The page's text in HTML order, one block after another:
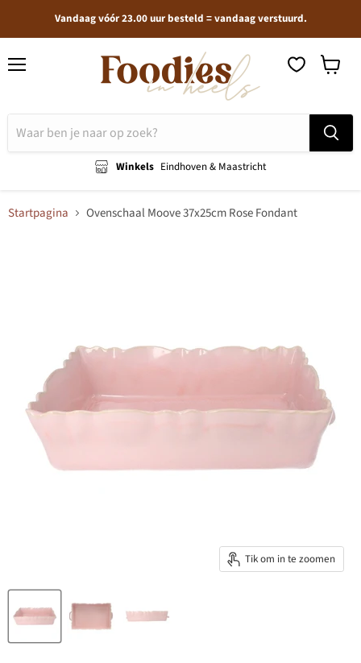
Vandaag vóór 23.00 uur besteld = vandaag verstuurd.
Winkels Eindhoven & Maastricht
Startpagina Ovenschaal Moove 37x25cm Rose Fondant
Tik om in te zoomen